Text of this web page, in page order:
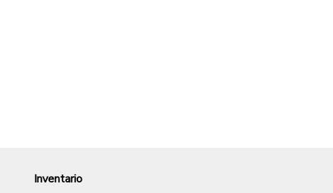
Inventario